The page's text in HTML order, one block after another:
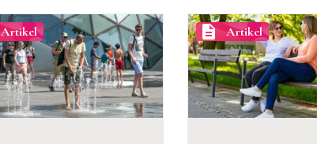
Artikel description Artikel